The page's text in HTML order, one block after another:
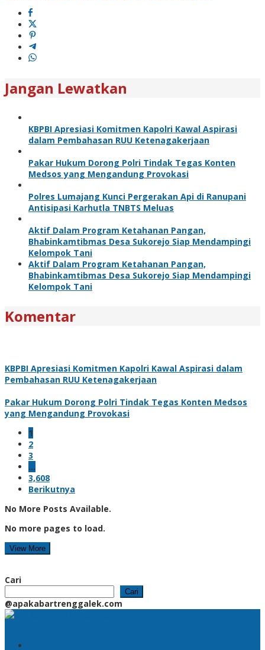
Jangan Lewatkan
KBPBI Apresiasi Komitmen Kapolri Kawal Aspirasi
dalam Pembahasan RUU Ketenagakerjaan
Pakar Hukum Dorong Polri Tindak Tegas Konten
Medsos yang Mengandung Provokasi
Polres Lumajang Kunci Pergerakan Api di Ranupani
Antisipasi Karhutla TNBTS Meluas
Aktif Dalam Program Ketahanan Pangan,
Bhabinkamtibmas Desa Sukorejo Siap Mendampingi
Kelompok Tani
Aktif Dalam Program Ketahanan Pangan,
Bhabinkamtibmas Desa Sukorejo Siap Mendampingi
Kelompok Tani
Komentar
KBPBI Apresiasi Komitmen Kapolri Kawal Aspirasi dalam
Pembahasan RUU Ketenagakerjaan
Pakar Hukum Dorong Polri Tindak Tegas Konten Medsos
yang Mengandung Provokasi
1
2
3
…
3,608
Berikutnya
No More Posts Available.
No more pages to load.
View More
Cari
Cari
@apakabartrenggalek.com